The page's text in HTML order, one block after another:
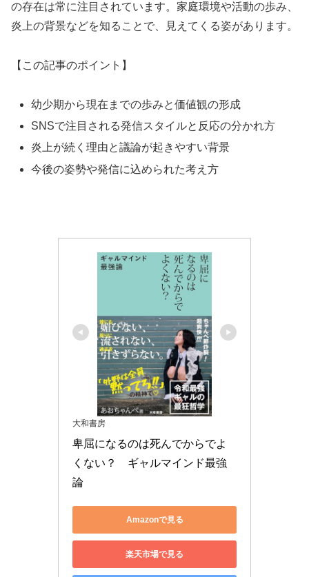
の存在は常に注目されています。家庭環境や活動の歩み、
炎上の背景などを知ることで、見えてくる姿があります。
【この記事のポイント】
幼少期から現在までの歩みと価値観の形成
SNSで注目される発信スタイルと反応の分かれ方
炎上が続く理由と議論が起きやすい背景
今後の姿勢や発信に込められた考え方
大和書房
卑屈になるのは死んでからでよ
くない？　ギャルマインド最強
論
Amazonで見る
楽天市場で見る